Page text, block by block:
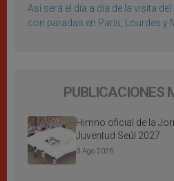
Así será el día a día de la visita
con paradas en París, Lourdes y
PUBLICACIONES
Himno oficial de la
Juventud Seúl 2027
3 Ago 2026